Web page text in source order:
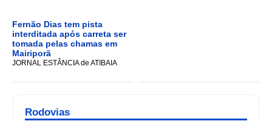
Fernão Dias tem pista
interditada após carreta ser
tomada pelas chamas em
Mairiporã
JORNAL ESTÂNCIA de ATIBAIA
Rodovias